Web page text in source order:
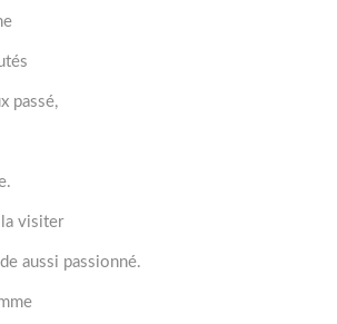
passé,
visiter
aussi passionné.